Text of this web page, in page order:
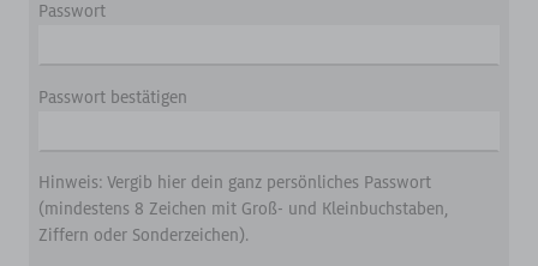
Passwort
Passwort bestätigen
Hinweis: Vergib hier dein ganz persönliches Passwort
(mindestens 8 Zeichen mit Groß- und Kleinbuchstaben,
Ziffern oder Sonderzeichen).